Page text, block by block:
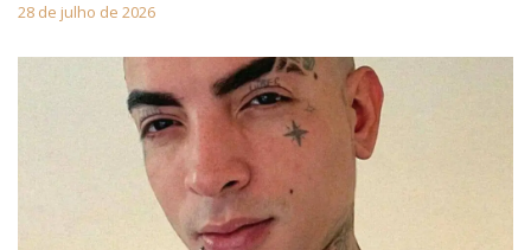
28 de julho de 2026